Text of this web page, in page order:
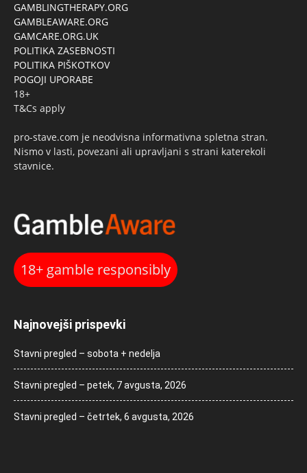
GAMBLINGTHERAPY.ORG
GAMBLEAWARE.ORG
GAMCARE.ORG.UK
POLITIKA ZASEBNOSTI
POLITIKA PIŠKOTKOV
POGOJI UPORABE
18+
T&Cs apply
pro-stave.com je neodvisna informativna spletna stran.
Nismo v lasti, povezani ali upravljani s strani katerekoli
stavnice.
18+ gamble responsibly
Najnovejši prispevki
Stavni pregled – sobota + nedelja
Stavni pregled – petek, 7 avgusta, 2026
Stavni pregled – četrtek, 6 avgusta, 2026